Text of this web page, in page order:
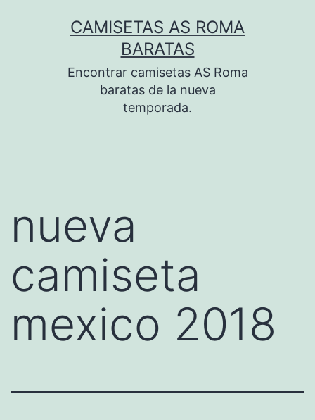
CAMISETAS AS ROMA
BARATAS
Encontrar camisetas AS Roma
baratas de la nueva
temporada.
nueva
camiseta
mexico 2018